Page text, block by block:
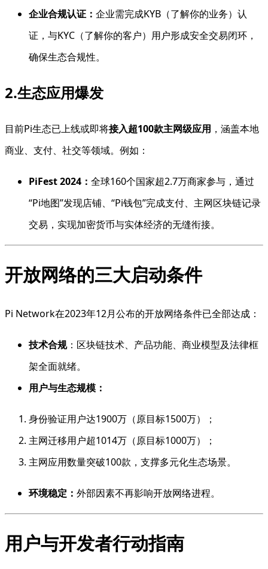
企业合规认证： 企业需完成KYB（了解你的业务）认
证，与KYC（了解你的客户）用户形成安全交易闭环，
确保生态合规性。
2.生态应用爆发
目前Pi生态已上线或即将接入超100款主网级应用 ，涵盖本地
商业、支付、社交等领域。例如：
PiFest 2024： 全球160个国家超2.7万商家参与，通过
“Pi地图”发现店铺、“Pi钱包”完成支付、主网区块链记录
交易，实现加密货币与实体经济的无缝衔接。
开放网络的三大启动条件
Pi Network在2023年12月公布的开放网络条件已全部达成：
技术合规：区块链技术、产品功能、商业模型及法律框
架全面就绪。
用户与生态规模：
身份验证用户达1900万（原目标1500万）；
主网迁移用户超1014万（原目标1000万）；
主网应用数量突破100款，支撑多元化生态场景。
环境稳定： 外部因素不再影响开放网络进程。
用户与开发者行动指南